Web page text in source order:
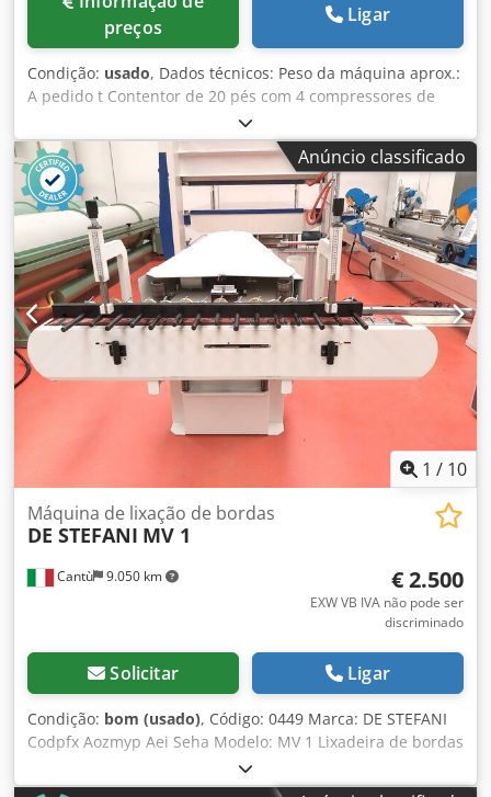
preços
Ligar
Condição: usado, Dados técnicos: Peso da máquina aprox.:
A pedido t Contentor de 20 pés com 4 compressores de
refrigeração cada Chedpfx Aju N Ahhei Ssa *
Anúncio classificado
1 / 10
Cantù 9.050 km
Máquina de lixação de bordas
DE STEFANI MV 1
€ 2.500
EXW VB IVA não pode ser
discriminado
Solicitar Ligar
Condição: bom (usado), Código: 0449 Marca: DE STEFANI
Codpfx Aozmyp Aei Seha Modelo: MV 1 Lixadeira de bordas
automática de cabeça única, para bordas e perfis de
madeira, madeira maciça, folheada e diversos tipos.